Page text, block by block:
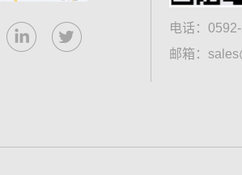
电话：
邮箱：